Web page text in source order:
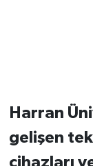
Harran
gelişen